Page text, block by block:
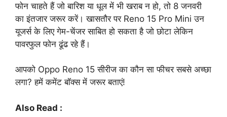
फोन चाहते हैं जो बारिश या धूल में भी खराब न हो, तो 8 जनवरी
का इंतजार जरूर करें। खासतौर पर Reno 15 Pro Mini उन
यूजर्स के लिए गेम-चेंजर साबित हो सकता है जो छोटा लेकिन
पावरफुल फोन ढूंढ रहे हैं।
आपको Oppo Reno 15 सीरीज का कौन सा फीचर सबसे अच्छा
लगा? हमें कमेंट बॉक्स में जरूर बताएं!
Also Read :